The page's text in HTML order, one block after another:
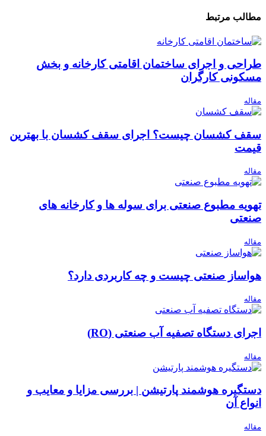
مطالب مرتبط
طراحی و اجرای ساختمان اقامتی کارخانه و بخش
مسکونی کارگران
مقاله
سقف کشسان چیست؟ اجرای سقف کشسان با بهترین
قیمت
مقاله
تهویه مطبوع صنعتی برای سوله ها و کارخانه های
صنعتی
مقاله
هواساز صنعتی چیست و چه کاربردی دارد؟
مقاله
اجرای دستگاه تصفیه آب صنعتی (RO)
مقاله
دستگیره هوشمند پارتیشن | بررسی مزایا و معایب و
انواع آن
مقاله